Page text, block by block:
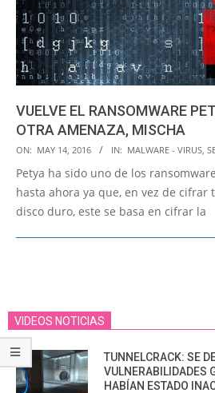
VUELVE EL RANSOMWARE
OTRA AMENAZA, MISCHA
2016-
05-
14
ON: MAY 14, 2016 IN: MALWARE - VIRUS,
Petya ha sido uno de los
hasta ahora ya que, en vez de cifrar
disco duro, este se basa en cifrar la
VIDEOS NOTICIAS
TUNNELCRACK: SE
VULNERABILIDADES
HABÍAN ESTADO